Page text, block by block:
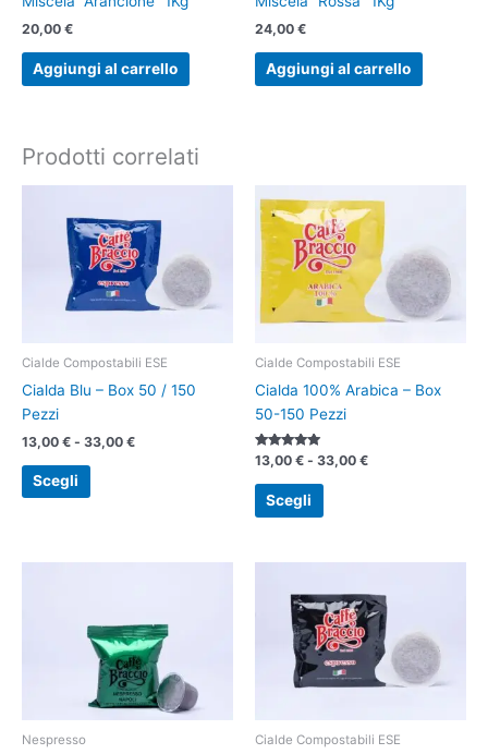
20,00 €
Aggiungi al carrello
24,00 €
Aggiungi al carrello
Prodotti correlati
Cialde Compostabili ESE
Cialda Blu – Box 50 / 150
Pezzi
13,00 € - 33,00 €
prezzo:
da
13,00 €
a
33,00 €
Scegli
prodotto
ha
più
varianti.
Le
possono
essere
nella
Cialde Compostabili ESE
Cialda 100% Arabica – Box
50-150 Pezzi
Valutato
5.00
su 5
13,00 € - 33,00 €
di
prezzo:
da
13,00 €
a
33,00 €
Scegli
Questo
prodotto
ha
più
varianti.
Le
possono
essere
scelte
pagina
del
Nespresso Cialde Compostabili ESE
prezzo:
da
14,00 €
33,00 €
prodotto
ha
più
varianti.
Le
opzioni
possono